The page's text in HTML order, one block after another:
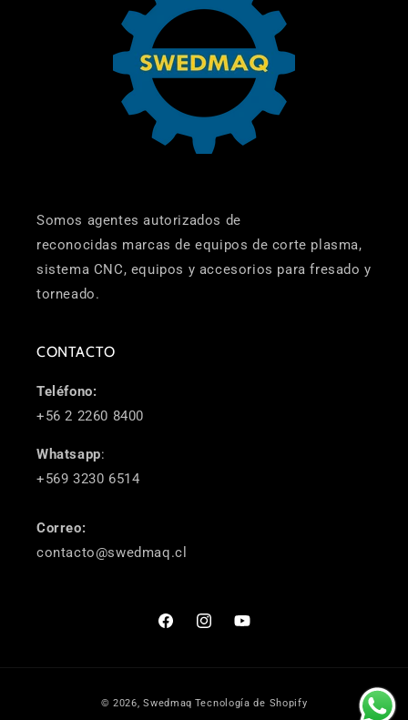
Somos agentes autorizados de
reconocidas marcas de equipos de corte plasma,
sistema CNC, equipos y accesorios para fresado y
torneado.
CONTACTO
Teléfono:
+56 2 2260 8400
Whatsapp:
+569 3230 6514
Correo:
contacto@swedmaq.cl
FacebookInstagramYouTube
© 2026,Swedmaq Tecnología de Shopify